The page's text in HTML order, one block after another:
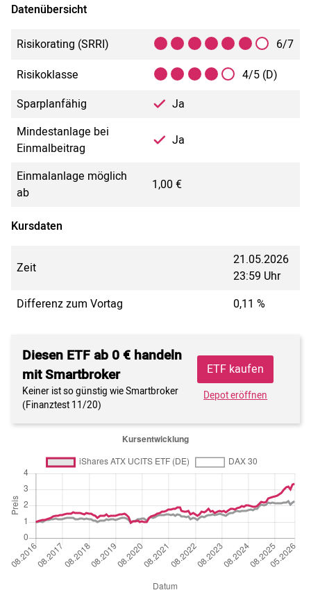
Datenübersicht
Risikorating (SRRI)
6/7
Risikoklasse
4/5 (D)
Sparplanfähig
Ja
Mindestanlage bei
Einmalbeitrag
Ja
Einmalanlage möglich
ab
1,00 €
Kursdaten
Zeit
21.05.2026
23:59 Uhr
Differenz zum Vortag
0,11 %
Diesen ETF ab 0 € handeln
mit Smartbroker
Keiner ist so günstig wie Smartbroker
(Finanztest 11/20)
ETF kaufen
Depot eröffnen